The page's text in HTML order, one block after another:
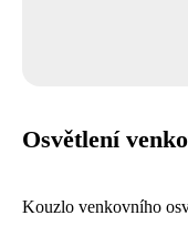
Osvětlení
Kouzlo venkovního